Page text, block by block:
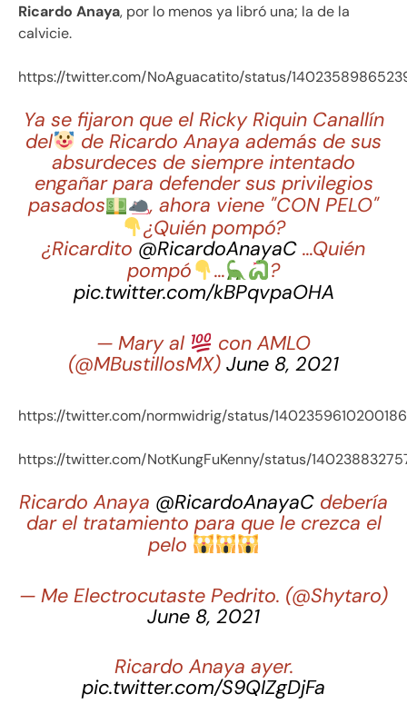
Ricardo Anaya, por lo menos ya libró una; la de la
calvicie.
https://twitter.com/NoAguacatito/status/
Ya se fijaron que el Ricky Riquin Canallín
del
de Ricardo Anaya además de sus
absurdeces de siempre intentado
engañar para defender sus privilegios
pasados
, ahora viene "CON PELO"
¿Quién pompó?
¿Ricardito @RicardoAnayaC …Quién
pompó
…
?
pic.twitter.com/kBPqvpaOHA
— Mary al
con AMLO
(@MBustillosMX) June 8, 2021
https://twitter.com/normwidrig/status/
https://twitter.com/NotKungFuKenny/status/
Ricardo Anaya @RicardoAnayaC debería
dar el tratamiento para que le crezca el
pelo
— Me Electrocutaste Pedrito. (@Shytaro)
June 8, 2021
Ricardo Anaya ayer.
pic.twitter.com/S9QIZgDjFa